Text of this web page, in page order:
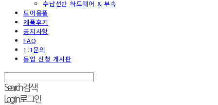
수납선반 하드웨어 & 부속
도어용품
제품후기
공지사항
FAQ
1:1문의
등업 신청 게시판
Search검색
Log In로그인